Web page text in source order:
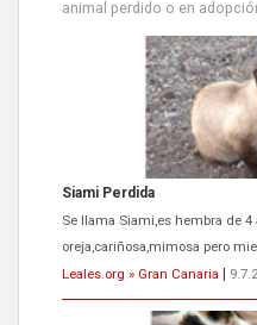
animal perdido o en
Siami Perdida
Se llama Siami,es hembra de
oreja,cariñosa,mimosa pero
Leales.org » Gran Canaria